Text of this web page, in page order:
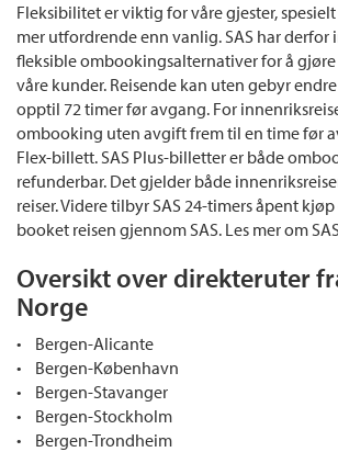
Fleksibilitet er viktig for våre gjester,
mer utfordrende enn vanlig. SAS har derfor
fleksible ombookingsalternativer for å
våre kunder. Reisende kan uten gebyr
opptil 72 timer før avgang. For
ombooking uten avgift frem til en time før
Flex-billett. SAS Plus-billetter er både
refunderbar. Det gjelder både
reiser. Videre tilbyr SAS 24-timers åpent
booket reisen gjennom SAS. Les mer om
Oversikt over direkteruter
Norge
• Bergen-Alicante
• Bergen-København
• Bergen-Stavanger
• Bergen-Stockholm
• Bergen-Trondheim